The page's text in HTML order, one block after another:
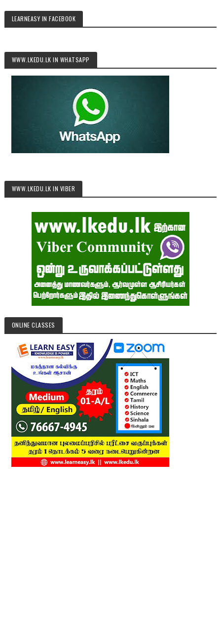
LEARNEASY IN FACEBOOK
WWW.LKEDU.LK IN WHATSAPP
WWW.LKEDU.LK IN VIBER
ONLINE CLASSES